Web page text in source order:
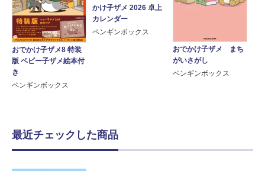
おでかけ子ザメ8 特装
版 ベビー子ザメ絵本付
き
ペンギンボックス
かけ子ザメ 2026 卓上
カレンダー
ペンギンボックス
おでかけ子ザメ まち
がいさがし
ペンギンボックス
最近チェックした商品